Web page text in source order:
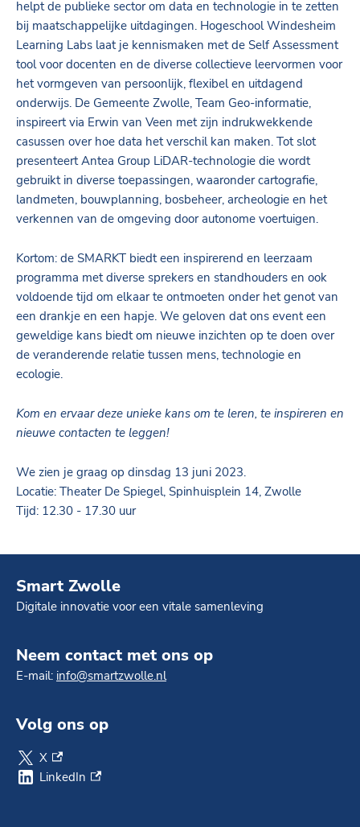
helpt de publieke sector om data en technologie in te zetten
bij maatschappelijke uitdagingen. Hogeschool Windesheim
Learning Labs laat je kennismaken met de Self Assessment
tool voor docenten en de diverse collectieve leervormen voor
het vormgeven van persoonlijk, flexibel en uitdagend
onderwijs. De Gemeente Zwolle, Team Geo-informatie,
inspireert via Erwin van Veen met zijn indrukwekkende
casussen over hoe data het verschil kan maken. Tot slot
presenteert Antea Group LiDAR-technologie die wordt
gebruikt in diverse toepassingen, waaronder cartografie,
landmeten, bouwplanning, bosbeheer, archeologie en het
verkennen van de omgeving door autonome voertuigen.
Kortom: de SMARKT biedt een inspirerend en leerzaam
programma met diverse sprekers en standhouders en ook
voldoende tijd om elkaar te ontmoeten onder het genot van
een drankje en een hapje. We geloven dat ons event een
geweldige kans biedt om nieuwe inzichten op te doen over
de veranderende relatie tussen mens, technologie en
ecologie.
Kom en ervaar deze unieke kans om te leren, te inspireren en
nieuwe contacten te leggen!
We zien je graag op dinsdag 13 juni 2023.
Locatie: Theater De Spiegel, Spinhuisplein 14, Zwolle
Tijd: 12.30 - 17.30 uur
Smart Zwolle
Digitale innovatie voor een vitale samenleving
Neem contact met ons op
E-mail: info@smartzwolle.nl
Volg ons op
X
(externe link)
LinkedIn
(externe link)